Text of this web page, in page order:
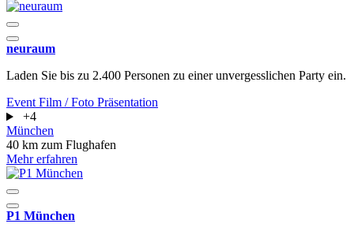
neuraum
Laden Sie bis zu 2.400 Personen zu einer unvergesslichen Party ein.
Event Film / Foto Präsentation
+4
München
40 km zum Flughafen
Mehr erfahren
P1 München